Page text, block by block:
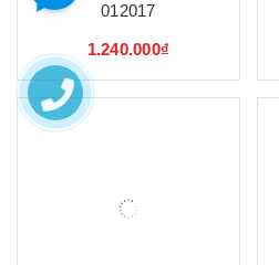
012017
1.240.000₫